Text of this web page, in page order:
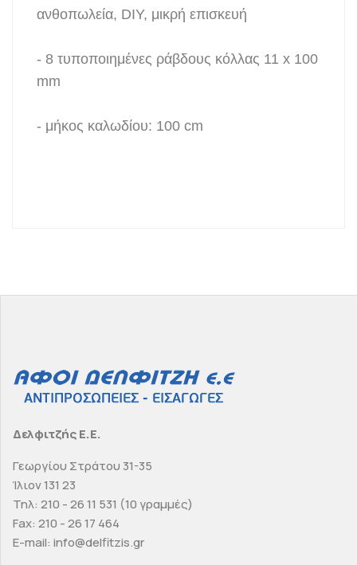
ανθοπωλεία, DIY, μικρή επισκευή
- 8 τυποποιημένες ράβδους κόλλας 11 x 100
mm
- μήκος καλωδίου: 100 cm
Δελφιτζής Ε.Ε.
Γεωργίου Στράτου 31-35
Ίλιον 131 23
Τηλ: 210 - 26 11 531 (10 γραμμές)
Fax: 210 - 26 17 464
E-mail: info@delfitzis.gr